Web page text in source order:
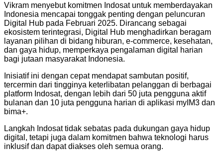
Vikram menyebut komitmen Indosat untuk memberdayakan
Indonesia mencapai tonggak penting dengan peluncuran
Digital Hub pada Februari 2025. Dirancang sebagai
ekosistem terintegrasi, Digital Hub menghadirkan beragam
layanan pilihan di bidang hiburan, e-commerce, kesehatan,
dan gaya hidup, memperkaya pengalaman digital harian
bagi jutaan masyarakat Indonesia.
Inisiatif ini dengan cepat mendapat sambutan positif,
tercermin dari tingginya keterlibatan pelanggan di berbagai
platform Indosat, dengan lebih dari 50 juta pengguna aktif
bulanan dan 10 juta pengguna harian di aplikasi myIM3 dan
bima+.
Langkah Indosat tidak sebatas pada dukungan gaya hidup
digital, tetapi juga dalam komitmen bahwa teknologi harus
inklusif dan dapat diakses oleh semua orang.